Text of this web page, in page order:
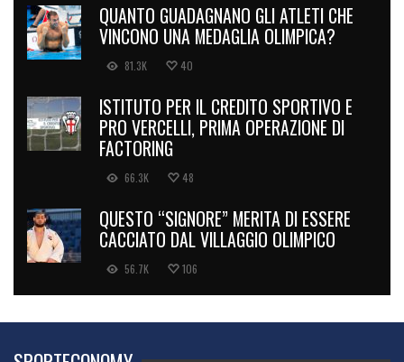
QUANTO GUADAGNANO GLI ATLETI CHE
VINCONO UNA MEDAGLIA OLIMPICA?
81.3K 40
ISTITUTO PER IL CREDITO SPORTIVO E
PRO VERCELLI, PRIMA OPERAZIONE DI
FACTORING
66.3K 48
QUESTO “SIGNORE” MERITA DI ESSERE
CACCIATO DAL VILLAGGIO OLIMPICO
56.7K 106